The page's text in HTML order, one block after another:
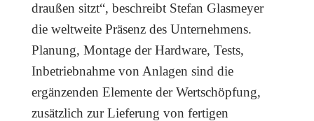
draußen sitzt“, beschreibt Stefan Glasmeyer
die weltweite Präsenz des Unternehmens.
Planung, Montage der Hardware, Tests,
Inbetriebnahme von Anlagen sind die
ergänzenden Elemente der Wertschöpfung,
zusätzlich zur Lieferung von fertigen